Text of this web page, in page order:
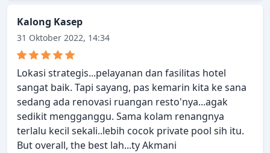
Kalong Kasep
31 Oktober 2022, 14:34
Lokasi strategis...pelayanan dan fasilitas hotel
sangat baik. Tapi sayang, pas kemarin kita ke sana
sedang ada renovasi ruangan resto'nya...agak
sedikit mengganggu. Sama kolam renangnya
terlalu kecil sekali..lebih cocok private pool sih itu.
But overall, the best lah...ty Akmani